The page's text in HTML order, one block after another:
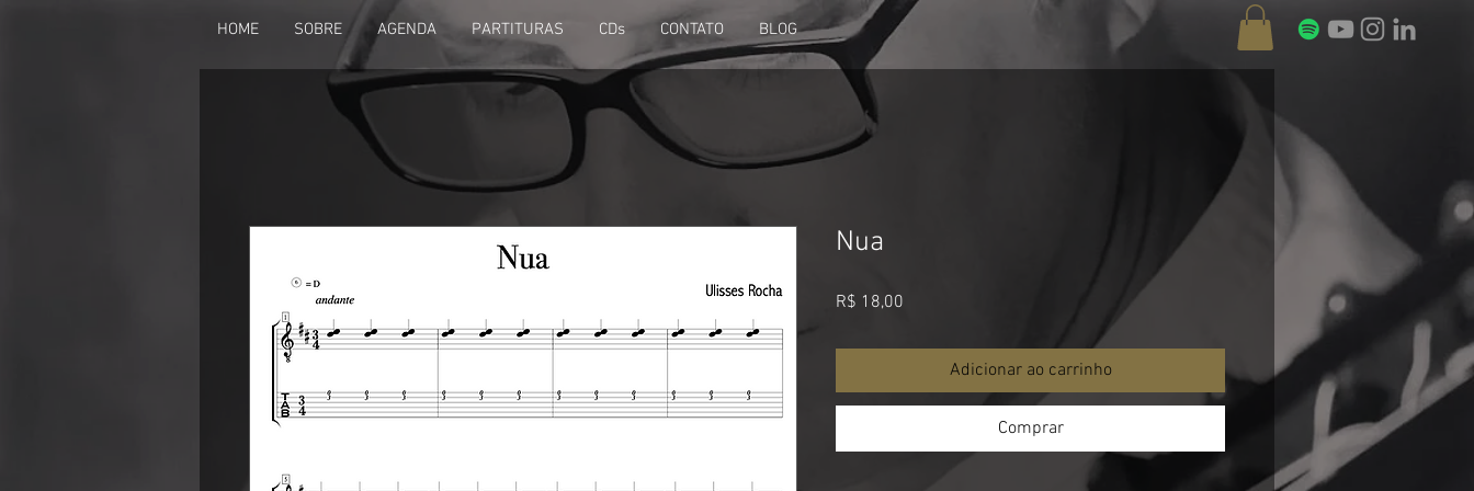
HOME SOBRE AGENDA PARTITURAS CDs CONTATO BLOG
Nua
R$ 18,00
Adicionar ao carrinho
Comprar